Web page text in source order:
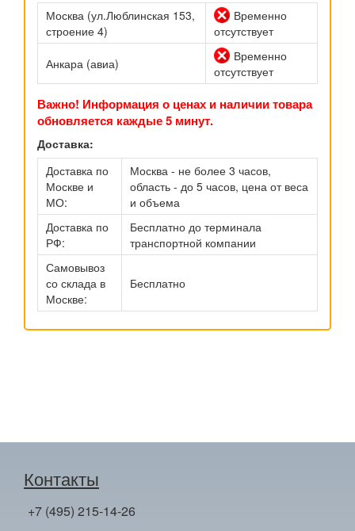
Москва (ул.Люблинская 153,
строение 4)
Временно
отсутствует
Анкара (авиа)
Временно
отсутствует
Важно! Информация о ценах и наличии товара
обновляется каждые 5 минут.
Доставка:
Доставка по
Москве и
МО:
Москва - не более 3 часов,
область - до 5 часов, цена от веса
и объема
Доставка по
РФ:
Бесплатно до терминала
транспортной компании
Самовывоз
со склада в
Москве:
Бесплатно
Контакты
+7 (495) 215-14-26